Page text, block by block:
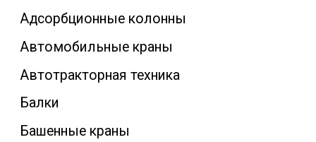
Адсорбционные колонны
Автомобильные краны
Автотракторная техника
Балки
Башенные краны